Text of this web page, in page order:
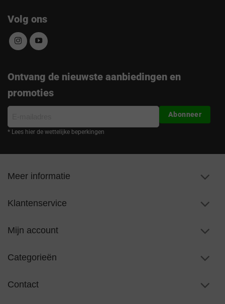
Volg ons
Ontvang de nieuwste aanbiedingen en
promoties
mailadres
* Lees hier de wettelijke beperkingen
Abonneer
Meer informatie
Klantenservice
Mijn account
Categorieën
Contact